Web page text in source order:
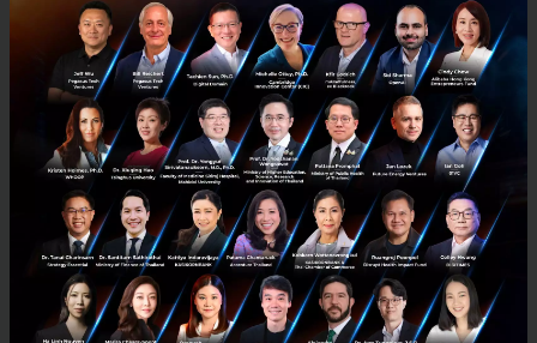
Saucy Thoughts organisation Centralization Decentralization
crisis management